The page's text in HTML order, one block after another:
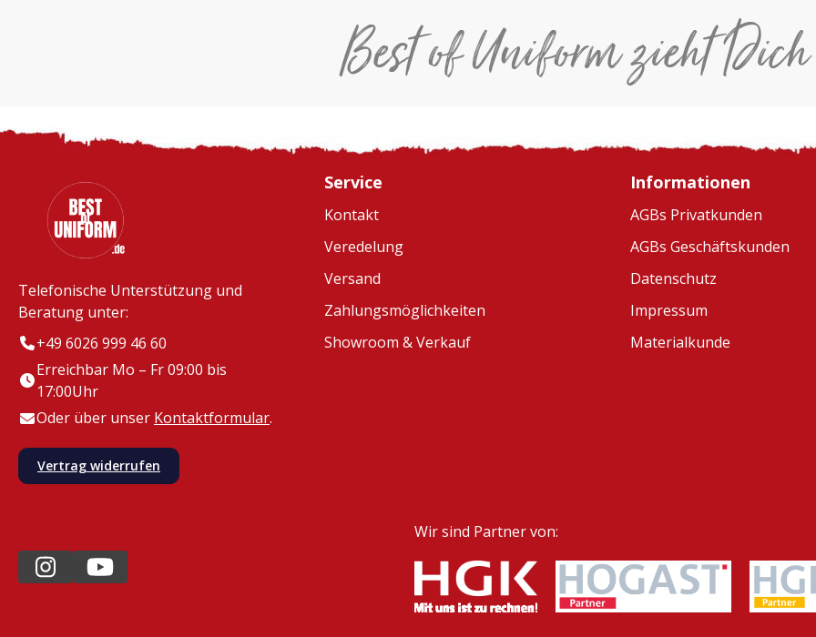
Best of Uniform zieht
Telefonische Unterstützung und
Beratung unter:
+49 6026 999 46 60
Erreichbar Mo – Fr 09:00 bis
17:00Uhr
Oder über unser Kontaktformular.
Vertrag widerrufen
Service
Kontakt
Veredelung
Versand
Zahlungsmöglichkeiten
Showroom & Verkauf
Informationen
AGBs Privatkunden
AGBs Geschäftskunden
Datenschutz
Impressum
Materialkunde
Wir sind Partner von: